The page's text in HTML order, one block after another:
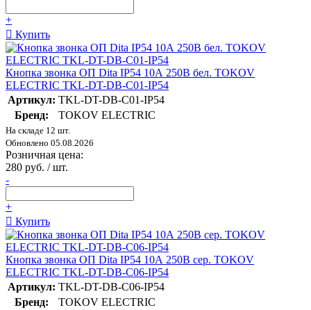
+
Купить
Кнопка звонка ОП Dita IP54 10А 250В бел. TOKOV
ELECTRIC TKL-DT-DB-C01-IP54
Артикул: TKL-DT-DB-C01-IP54
Бренд:
TOKOV ELECTRIC
На складе 12 шт.
Обновлено 05.08.2026
Розничная цена:
280 руб. / шт.
-
+
Купить
Кнопка звонка ОП Dita IP54 10А 250В сер. TOKOV
ELECTRIC TKL-DT-DB-C06-IP54
Артикул: TKL-DT-DB-C06-IP54
Бренд:
TOKOV ELECTRIC